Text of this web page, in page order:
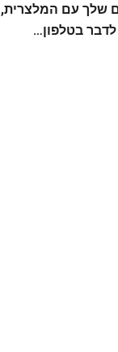
שלך עם
בטלפון…